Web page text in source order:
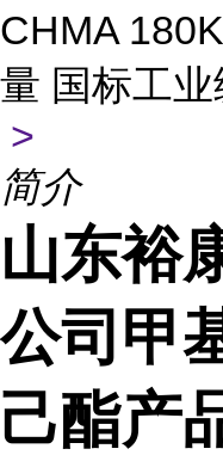
CHMA
量 国标工业
>
简介
山东裕
公司甲
己酯产